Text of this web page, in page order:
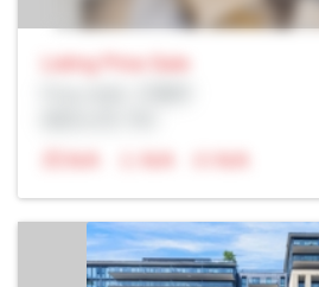
Listing Price Sale
N/A
N/A N/A